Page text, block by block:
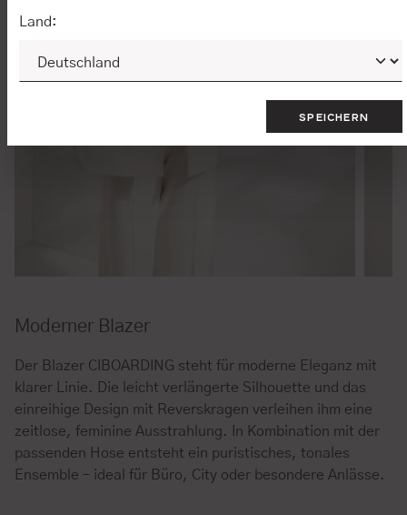
Moderner Blazer
Der Blazer CIBOARDING steht für moderne Eleganz mit
klarer Linie. Die leicht verlängerte Silhouette und das
einreihige Design mit Reverskragen verleihen ihm eine
zeitlose, feminine Ausstrahlung. In Kombination mit der
passenden Hose entsteht ein puristisches, tonales
Ensemble – ideal für Büro, City oder besondere Anlässe.
Land:
SPEICHERN